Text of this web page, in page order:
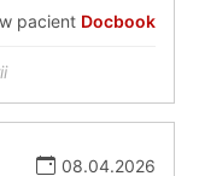
pacient Docbook
08.04.2026